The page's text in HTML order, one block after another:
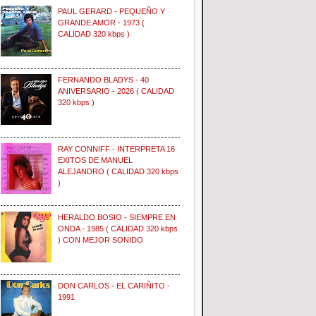
PAUL GERARD - PEQUEÑO Y
GRANDE AMOR - 1973 (
CALIDAD 320 kbps )
FERNANDO BLADYS - 40
ANIVERSARIO - 2026 ( CALIDAD
320 kbps )
RAY CONNIFF - INTERPRETA 16
EXITOS DE MANUEL
ALEJANDRO ( CALIDAD 320 kbps
)
HERALDO BOSIO - SIEMPRE EN
ONDA - 1985 ( CALIDAD 320 kbps
) CON MEJOR SONIDO
DON CARLOS - EL CARIÑITO -
1991